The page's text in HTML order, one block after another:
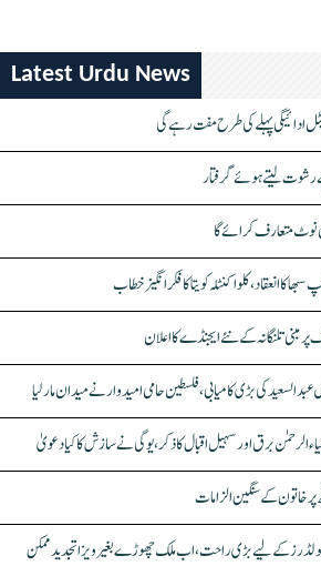
Latest Urdu News
نوٹ متعارف کرائے گا
کا انعقاد، کلواکنٹلہ کویتا کا فکر انگیز خطاب
پر مبنی تلنگانہ کے نئے ایجنڈے کا اعلان
کی بڑی کامیابی، فلسطین حامی امیدوار نے میدان مار لیا
الرحمٰن برق اور سہیل اقبال کا ذکر، یوگی نے سازش کا کیا دعویٰ
پر خاتون کے سنگین الزامات